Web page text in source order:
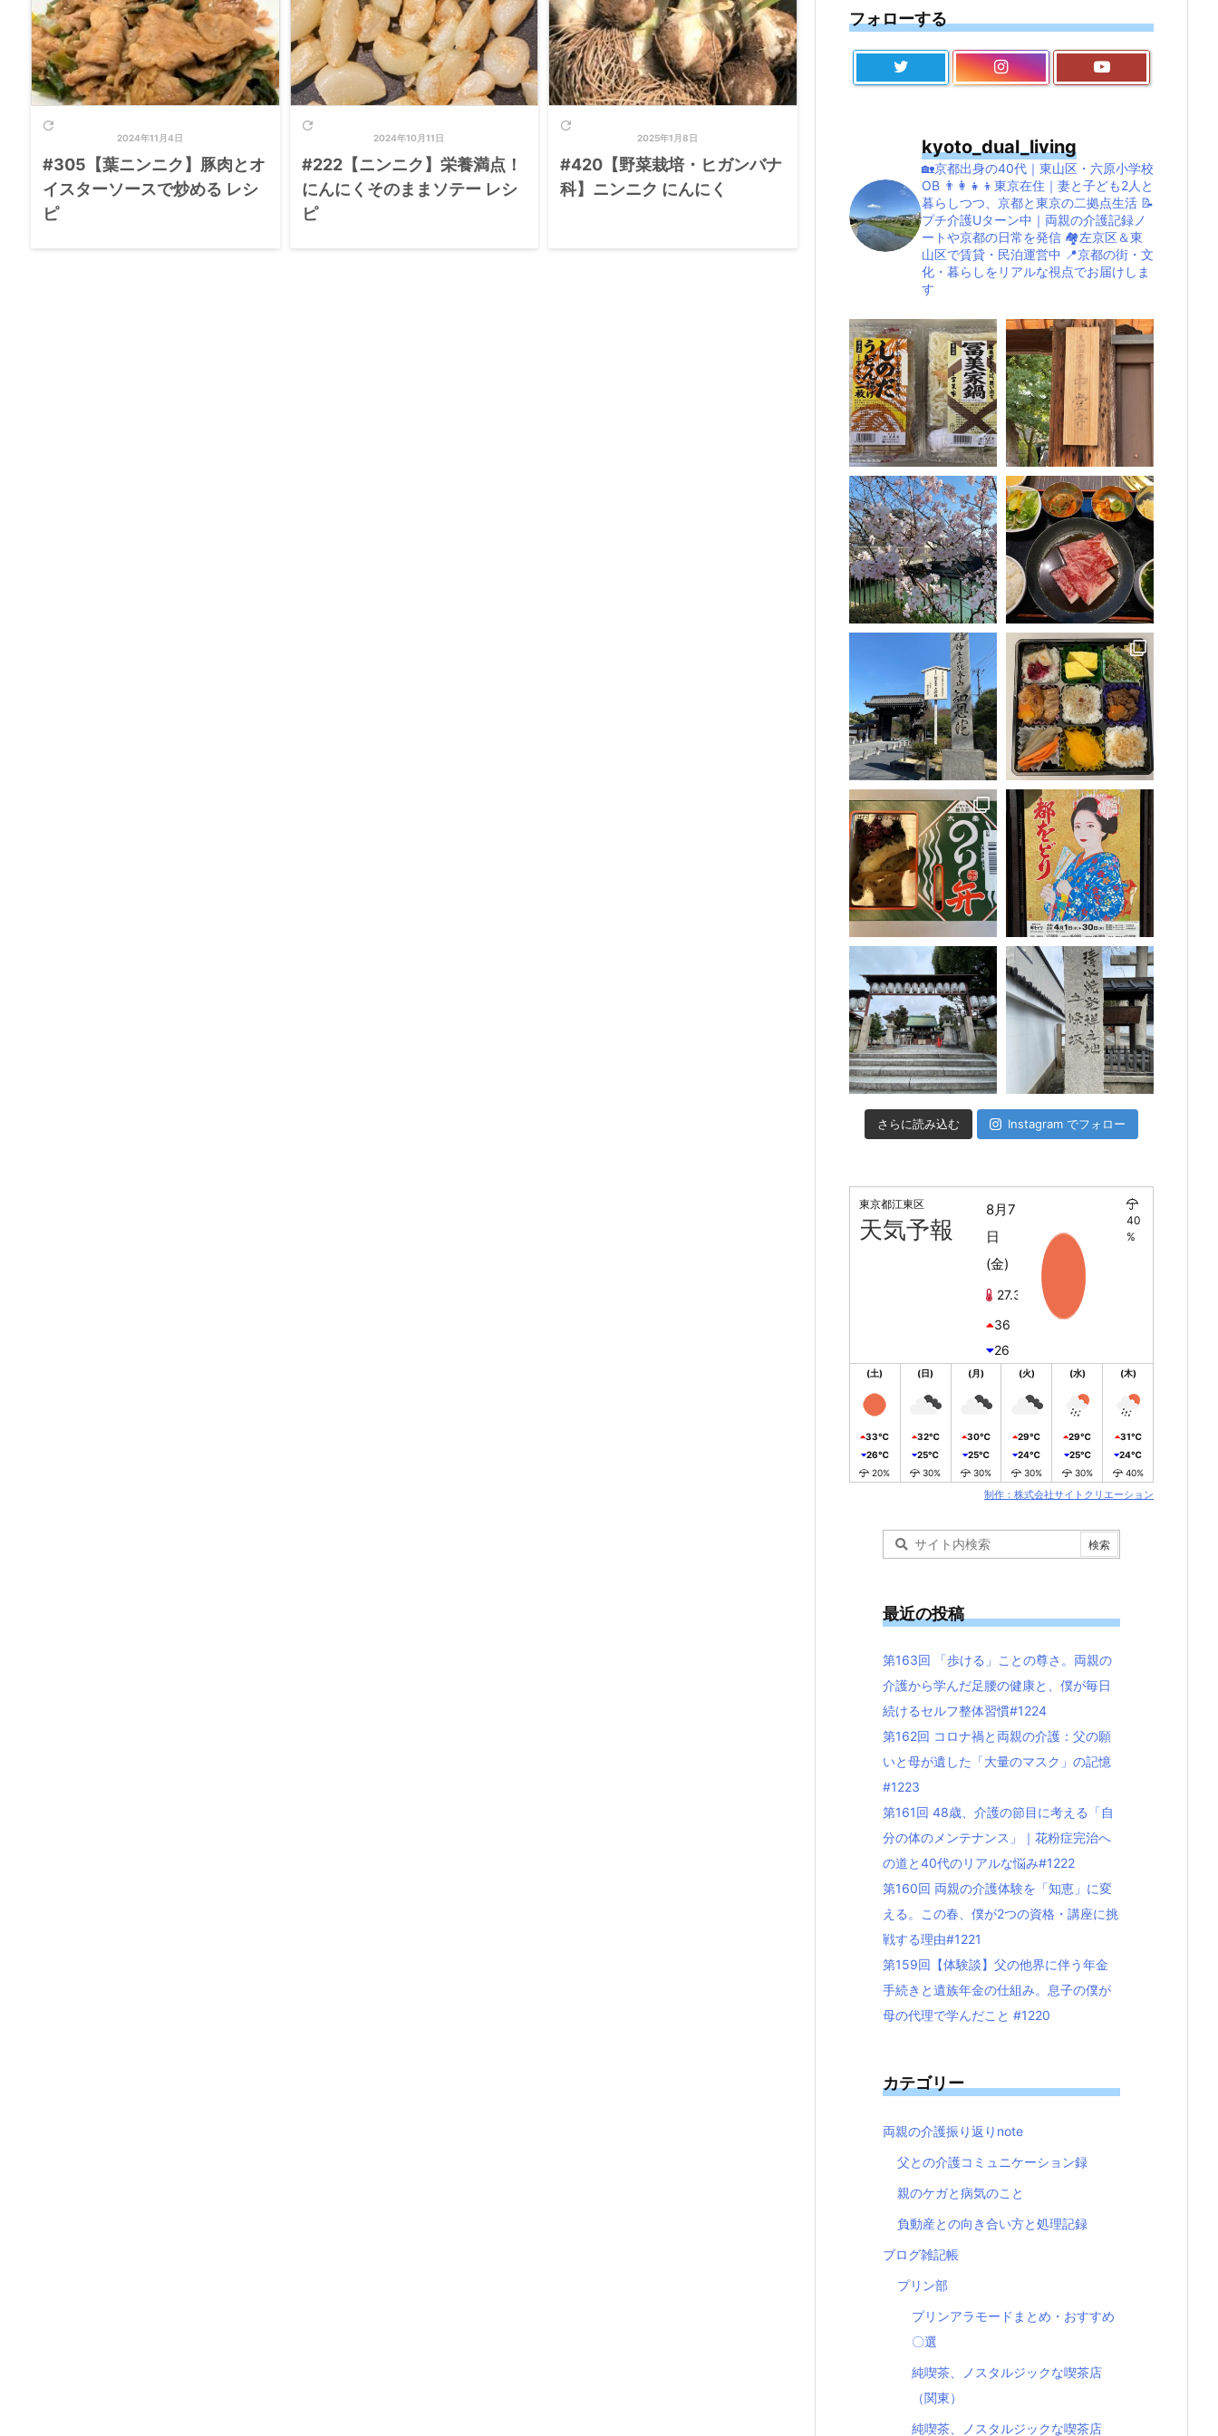

2024年11月4日
#305【葉ニンニク】豚肉とオ
イスターソースで炒める レシ
ピ

2024年10月11日
#222【ニンニク】栄養満点！
にんにくそのままソテー レシ
ピ

2025年1月8日
#420【野菜栽培・ヒガンバナ
科】ニンニク にんにく
フォローする
kyoto_dual_living
🏡京都出身の40代｜東山区・六原小学校
OB 👨‍👩‍👧‍👦東京在住｜妻と子ども2人と
暮らしつつ、京都と東京の二拠点生活 📝
プチ介護Uターン中｜両親の介護記録ノ
ートや京都の日常を発信 🏘左京区＆東
山区で賃貸・民泊運営中 📍京都の街・文
化・暮らしをリアルな視点でお届けしま
す
さらに読み込む Instagram でフォロー
東京都江東区
天気予報
8月7
日
(金)
27.3℃
36
26
40
%
(土)
33℃
26℃
20%
(日)
32℃
25℃
30%
(月)
30℃
25℃
30%
(火)
29℃
24℃
30%
(水)
29℃
25℃
30%
(木)
31℃
24℃
40%
制作：株式会社サイトクリエーション
最近の投稿
第163回 「歩ける」ことの尊さ。両親の
介護から学んだ足腰の健康と、僕が毎日
続けるセルフ整体習慣#1224
第162回 コロナ禍と両親の介護：父の願
いと母が遺した「大量のマスク」の記憶
#1223
第161回 48歳、介護の節目に考える「自
分の体のメンテナンス」｜花粉症完治へ
の道と40代のリアルな悩み#1222
第160回 両親の介護体験を「知恵」に変
える。この春、僕が2つの資格・講座に挑
戦する理由#1221
第159回【体験談】父の他界に伴う年金
手続きと遺族年金の仕組み。息子の僕が
母の代理で学んだこと #1220
カテゴリー
両親の介護振り返りnote
父との介護コミュニケーション録
親のケガと病気のこと
負動産との向き合い方と処理記録
ブログ雑記帳
プリン部
プリンアラモードまとめ・おすすめ
〇選
純喫茶、ノスタルジックな喫茶店
（関東）
純喫茶、ノスタルジックな喫茶店